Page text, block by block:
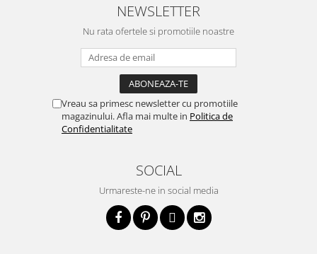
NEWSLETTER
Nu rata ofertele si promotiile noastre
Vreau sa primesc newsletter cu promotiile
magazinului. Afla mai multe in Politica de
Confidentialitate
SOCIAL
Urmareste-ne in social media